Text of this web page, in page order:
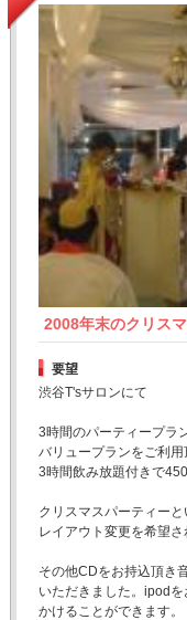
2008年末のクリス
要望
渋谷T'sサロンにて
3時間のパーティープラン
バリュープランをご利
3時間飲み放題付きで
クリスマスパーティー
レイアウト変更を希望さ
その他CDをお持込頂き
いただきました。ipodを
かけることができます。